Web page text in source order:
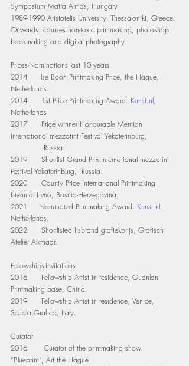
Symposium Matra Almas, Hungary
1989-1990 Aristotelis University, Thessaloniki, Greece.
Onwards: courses non-toxic printmaking, photoshop,
bookmaking and digital photography.
Prices-Nominations last 10 years
2014     Ilse Boon Printmaking Price, the Hague,
Netherlands.
2014      1st Price Printmaking Award. Kunst.nl,
Netherlands
2017      Price winner Honourable Mention
International mezzotint Festival Yekaterinburg,
Russia
2019      Shortlist Grand Prix international mezzotint
Festival Yekaterinburg,  Russia.
2020      County Price International Printmaking
biennial Livno, Bosnia-Herzegovina.
2021     Nominated Printmaking Award. Kunst.nl,
Netherlands.
2022      Shortlisted Ijsbrand grafiekprijs, Grafisch
Atelier Alkmaar.
Fellowships-Invitations
2016      Fellowship Artist in residence, Guanlan
Printmaking base, China.
2019      Fellowship Artist in residence, Venice,
Scuola Grafica, Italy.
Curator
2016       Curator of the printmaking show
“Blueprint”, Art the Hague